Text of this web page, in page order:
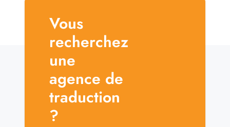
Vous
recherchez
une
agence de
traduction
?